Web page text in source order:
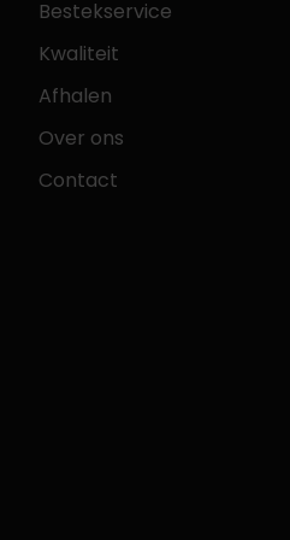
Bestekservice
Kwaliteit
Afhalen
Over ons
Contact